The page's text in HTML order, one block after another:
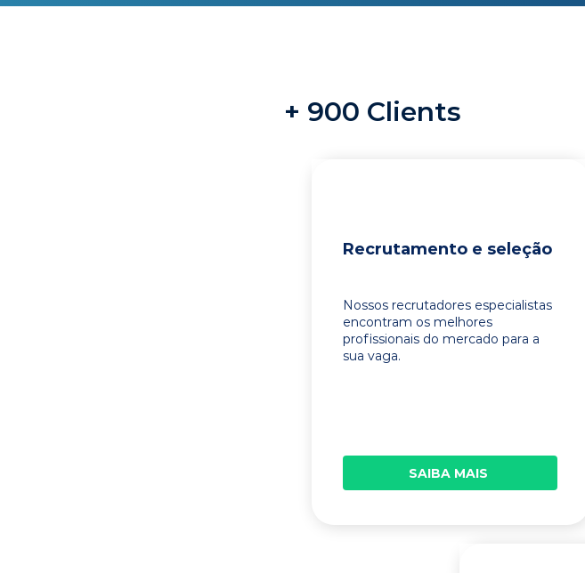
+ 900 Clients
Recrutamento e seleção
Nossos recrutadores especialistas
encontram os melhores
profissionais do mercado para a
sua vaga.
SAIBA MAIS